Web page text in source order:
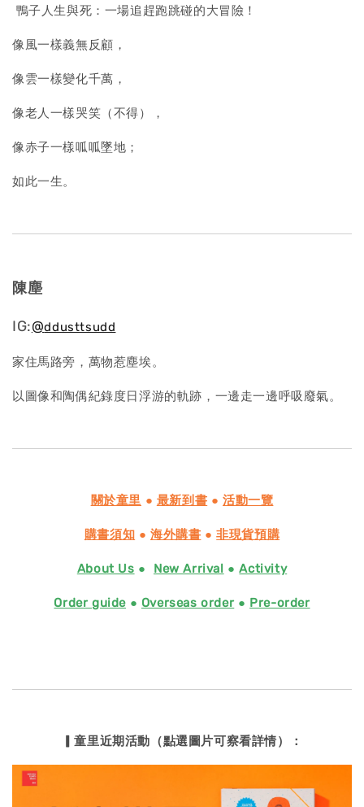
鴨子人生與死：一場追趕跑跳碰的大冒險！
像風一樣義無反顧，
像雲一樣變化千萬，
像老人一樣哭笑（不得），
像赤子一樣呱呱墜地；
如此一生。
陳塵
IG:@ddusttsudd
家住馬路旁，萬物惹塵埃。
以圖像和陶偶紀錄度日浮游的軌跡，一邊走一邊呼吸廢氣。
關於童里 ● 最新到書 ●活動一覽
購書須知 ● 海外購書 ●非現貨預購
About Us ● New Arrival ●Activity
Order guide ● Overseas order● Pre-order
▎童里近期活動（點選圖片可察看詳情）：